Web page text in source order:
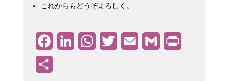
これからもどうぞよろしく。
FacebookLinkedInWhatsApp
Twitter Email Gmail